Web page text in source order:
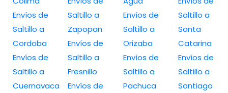
Envíos de
Saltillo a
Cordoba
Envíos de
Saltillo a
Cuernavaca
Saltillo a
Zapopan
Envíos de
Saltillo a
Fresnillo
Envíos de
Envíos de
Saltillo a
Orizaba
Envíos de
Saltillo a
Pachuca
Saltillo a
Santa
Catarina
Envíos de
Saltillo a
Santiago